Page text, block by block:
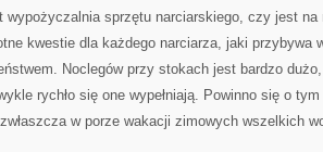
wypożyczalnia sprzętu narciarskiego, czy jest na
kwestie dla każdego narciarza, jaki przybywa
Noclegów przy stokach jest bardzo
rychło się one wypełniają. Powinno się o
w porze wakacji zimowych wszelkich